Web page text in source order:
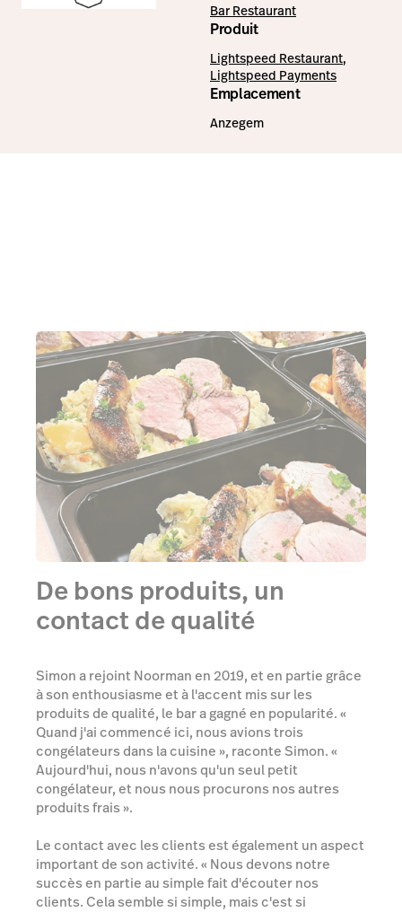
Bar Restaurant
Produit
Lightspeed Restaurant,
Lightspeed Payments
Emplacement
Anzegem
De bons produits, un
contact de qualité
Simon a rejoint Noorman en 2019, et en partie grâce
à son enthousiasme et à l'accent mis sur les
produits de qualité, le bar a gagné en popularité. «
Quand j'ai commencé ici, nous avions trois
congélateurs dans la cuisine », raconte Simon. «
Aujourd'hui, nous n'avons qu'un seul petit
congélateur, et nous nous procurons nos autres
produits frais ».
Le contact avec les clients est également un aspect
important de son activité. « Nous devons notre
succès en partie au simple fait d'écouter nos
clients. Cela semble si simple, mais c'est si